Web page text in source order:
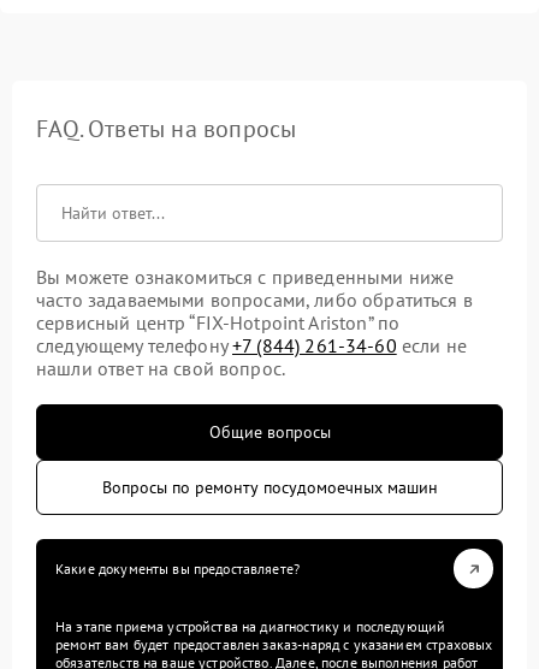
FAQ. Ответы на вопросы
Вы можете ознакомиться с приведенными ниже
часто задаваемыми вопросами, либо обратиться в
сервисный центр “FIX-Hotpoint Ariston” по
следующему телефону+7 (844) 261-34-60 если не
нашли ответ на свой вопрос.
Общие вопросы
Вопросы по ремонту посудомоечных машин
Какие документы вы предоставляете?
На этапе приема устройства на диагностику и последующий
ремонт вам будет предоставлен заказ-наряд с указанием страховых
обязательств на ваше устройство. Далее, после выполнения работ